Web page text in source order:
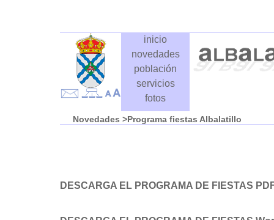
inicio
novedades
población
servicios
fotos
Novedades >Programa fiestas Albalatillo
DESCARGA EL PROGRAMA DE FIESTAS